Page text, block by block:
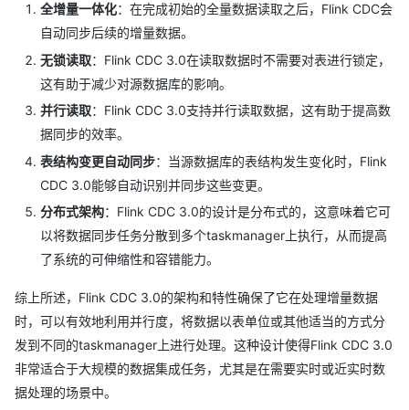
全增量一体化：在完成初始的全量数据读取之后，Flink CDC会
自动同步后续的增量数据。
无锁读取：Flink CDC 3.0在读取数据时不需要对表进行锁定，
这有助于减少对源数据库的影响。
并行读取：Flink CDC 3.0支持并行读取数据，这有助于提高数
据同步的效率。
表结构变更自动同步：当源数据库的表结构发生变化时，Flink
CDC 3.0能够自动识别并同步这些变更。
分布式架构：Flink CDC 3.0的设计是分布式的，这意味着它可
以将数据同步任务分散到多个taskmanager上执行，从而提高
了系统的可伸缩性和容错能力。
综上所述，Flink CDC 3.0的架构和特性确保了它在处理增量数据
时，可以有效地利用并行度，将数据以表单位或其他适当的方式分
发到不同的taskmanager上进行处理。这种设计使得Flink CDC 3.0
非常适合于大规模的数据集成任务，尤其是在需要实时或近实时数
据处理的场景中。